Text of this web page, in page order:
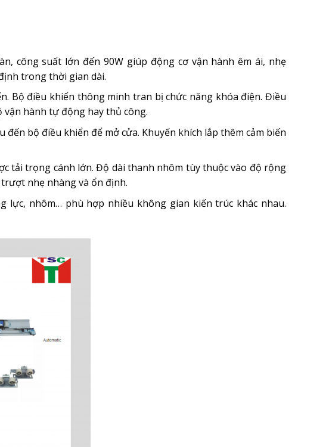
công suất lớn đến 90W giúp động cơ vận hành êm ái, nhẹ
trong thời gian dài.
Bộ điều khiển thông minh tran bị chức năng khóa điện. Điều
hành tự động hay thủ công.
bộ điều khiển để mở cửa. Khuyến khích lắp thêm cảm biến
tải trọng cánh lớn. Độ dài thanh nhôm tùy thuộc vào độ rộng
nhẹ nhàng và ổn định.
lực, nhôm… phù hợp nhiều không gian kiến trúc khác nhau.